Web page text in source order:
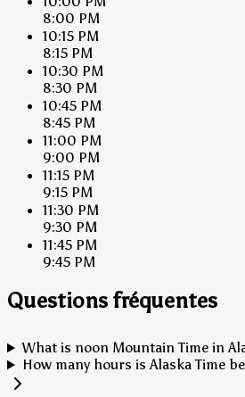
8:00 PM
10:15 PM
8:15 PM
10:30 PM
8:30 PM
10:45 PM
8:45 PM
11:00 PM
9:00 PM
11:15 PM
9:15 PM
11:30 PM
9:30 PM
11:45 PM
9:45 PM
Questions fréquentes
What is noon Mountain Time in
How many hours is Alaska Time